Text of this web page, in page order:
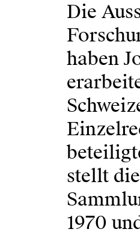
Die
haben
stellt
1970